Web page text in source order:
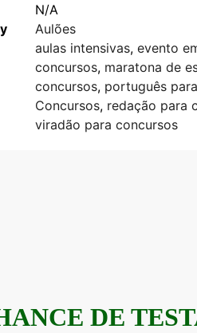
N/A
Aulões
aulas intensivas, evento
concursos, maratona de
concursos, português
Concursos, redação para
viradão para concursos
DE